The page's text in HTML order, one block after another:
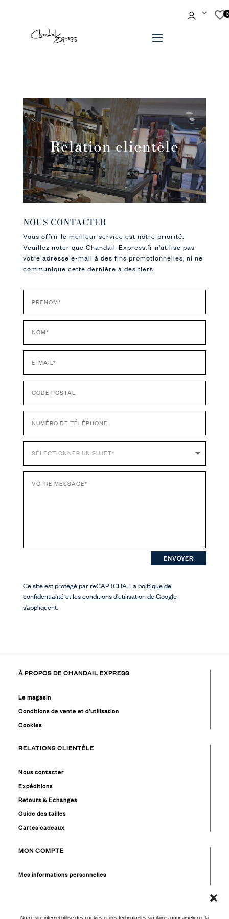
Notre site internet utilise des cookies et des technologies similaires pour améliorer la
Relation clientèle
NOUS CONTACTER
Vous offrir le meilleur service est notre priorité.
Veuillez noter que Chandail-Express.fr n’utilise pas
votre adresse e-mail à des fins promotionnelles, ni ne
communique cette dernière à des tiers.
ENVOYER
Ce site est protégé par reCAPTCHA. La politique de
confidentialitéet lesconditions d’utilisation de Google
s’appliquent.
À PROPOS DE CHANDAIL EXPRESS
Le magasin
Conditions de vente et d’utilisation
Cookies
RELATIONS CLIENTÈLE
Nous contacter
Expéditions
Retours & Echanges
Guide des tailles
Cartes cadeaux
MON COMPTE
Mes informations personnelles
Mon solde cadeaux